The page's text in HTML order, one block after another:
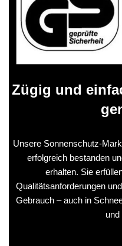
Zügig und
Unsere Sonnenschutz-
erfolgreich bestanden
erhalten. Sie
Qualitätsanforderungen
Gebrauch – auch in
und